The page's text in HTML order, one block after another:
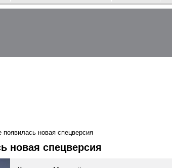
новая спецверсия
новая спецверсия